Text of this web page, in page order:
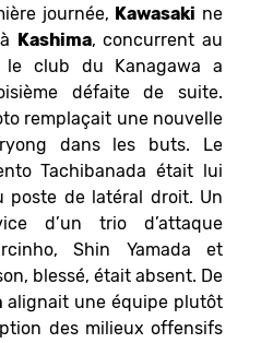
journée, Kawasaki ne
Kashima, concurrent au
club du Kanagawa a
défaite de suite.
remplaçait une nouvelle
dans les buts. Le
Tachibanada était lui
poste de latéral droit. Un
d’un trio d’attaque
Shin Yamada et
blessé, était absent. De
alignait une équipe plutôt
des milieux offensifs